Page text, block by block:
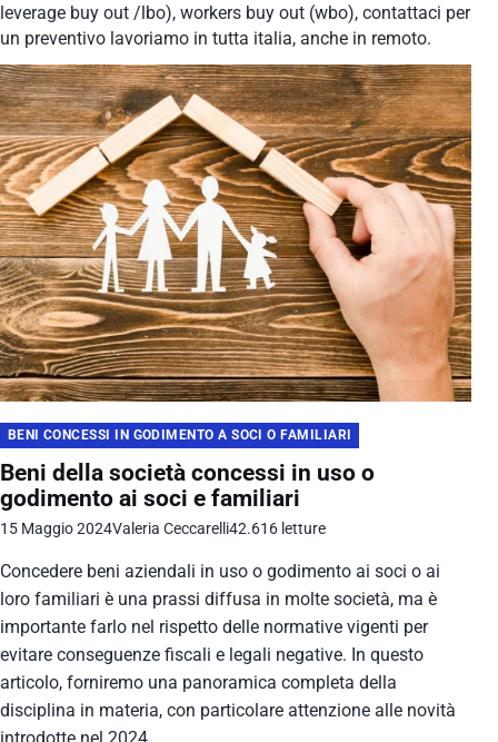
leverage buy out /lbo), workers buy out (wbo), contattaci per
un preventivo lavoriamo in tutta italia, anche in remoto.
BENI CONCESSI IN GODIMENTO A SOCI O FAMILIARI
Beni della società concessi in uso o
godimento ai soci e familiari
15 Maggio 2024Valeria Ceccarelli42.616 letture
Concedere beni aziendali in uso o godimento ai soci o ai
loro familiari è una prassi diffusa in molte società, ma è
importante farlo nel rispetto delle normative vigenti per
evitare conseguenze fiscali e legali negative. In questo
articolo, forniremo una panoramica completa della
disciplina in materia, con particolare attenzione alle novità